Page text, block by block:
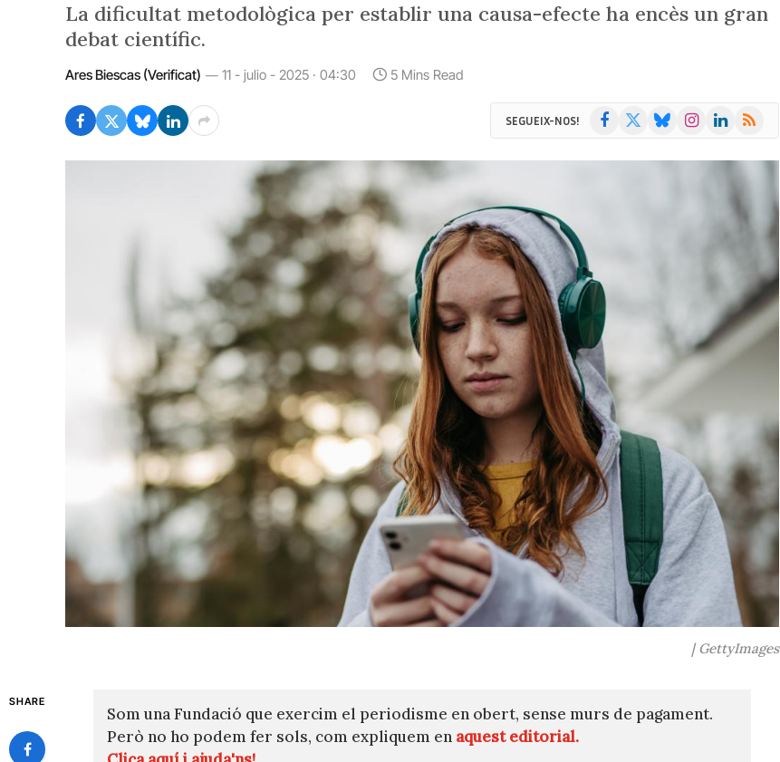
La dificultat metodològica per establir una causa-efecte ha encès un gran
debat científic.
Ares Biescas (Verificat) 11 - julio - 2025 · 04:30 5 Mins Read
SEGUEIX-NOS! Facebook BlueskyInstagramLinkedIn
RSS
| GettyImages
SHARE
Som una Fundació que exercim el periodisme en obert, sense murs de pagament.
Però no ho podem fer sols, com expliquem en aquest editorial.